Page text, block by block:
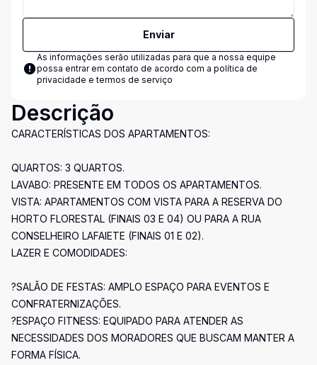
Enviar
As informações serão utilizadas para que a nossa equipe
possa entrar em contato de acordo com a política de
privacidade e termos de serviço
Descrição
CARACTERÍSTICAS DOS APARTAMENTOS:
QUARTOS: 3 QUARTOS.
LAVABO: PRESENTE EM TODOS OS APARTAMENTOS.
VISTA: APARTAMENTOS COM VISTA PARA A RESERVA DO
HORTO FLORESTAL (FINAIS 03 E 04) OU PARA A RUA
CONSELHEIRO LAFAIETE (FINAIS 01 E 02).
LAZER E COMODIDADES:
?SALÃO DE FESTAS: AMPLO ESPAÇO PARA EVENTOS E
CONFRATERNIZAÇÕES.
?ESPAÇO FITNESS: EQUIPADO PARA ATENDER AS
NECESSIDADES DOS MORADORES QUE BUSCAM MANTER A
FORMA FÍSICA.